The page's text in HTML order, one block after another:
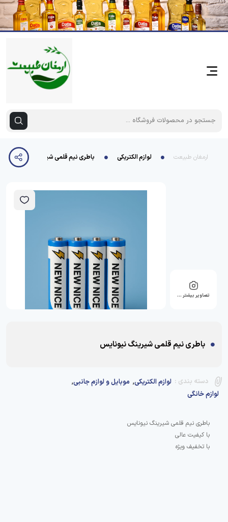
ارمغان طبیعت لوازم الکتریکی باطری نیم قلمی شیرینگ نیونایس
تصاویر بیشتر …
باطری نیم قلمی شیرینگ نیونایس
دسته بندی : لوازم الکتریکی, موبایل و لوازم جانبی,
لوازم خانگی
با تخفیف ویژه